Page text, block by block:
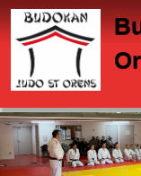
Panneau de gestion